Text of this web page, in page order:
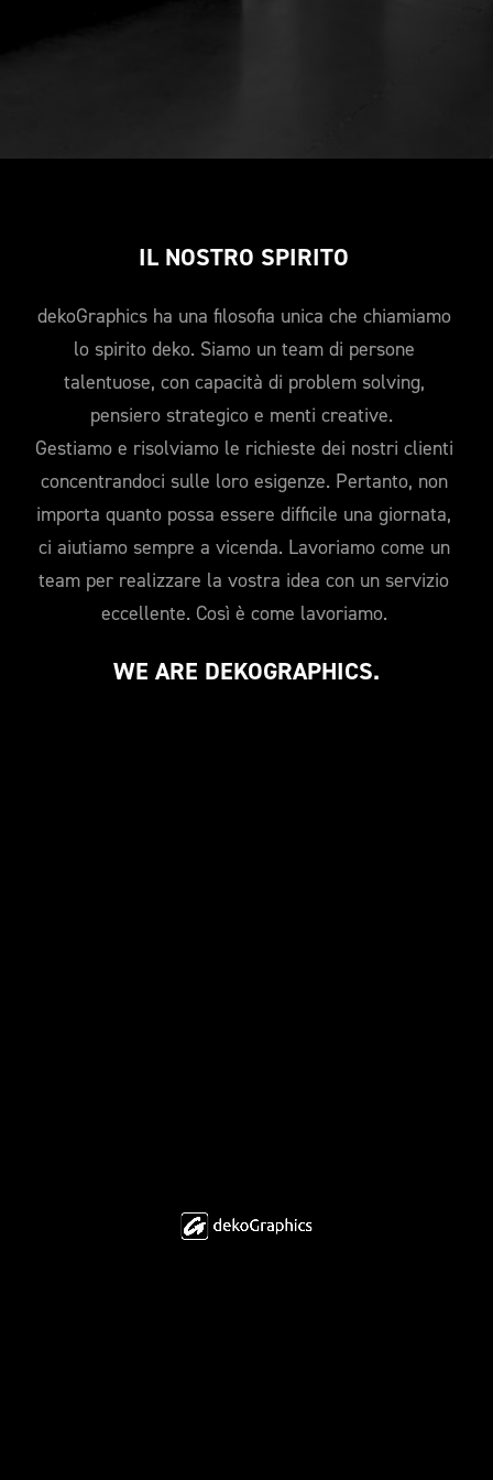
IL NOSTRO SPIRITO
dekoGraphics ha una filosofia unica che chiamiamo
lo spirito deko. Siamo un team di persone
talentuose, con capacità di problem solving,
pensiero strategico e menti creative.
Gestiamo e risolviamo le richieste dei nostri clienti
concentrandoci sulle loro esigenze. Pertanto, non
importa quanto possa essere difficile una giornata,
ci aiutiamo sempre a vicenda. Lavoriamo come un
team per realizzare la vostra idea con un servizio
eccellente. Così è come lavoriamo.
WE ARE DEKOGRAPHICS.